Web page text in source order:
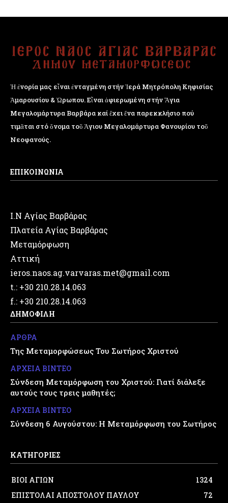
Ἡ ἐνορία μας εἶναι ἐνταγμένη στήν Ἱερά Μητρόπολη Κηφισίας
Ἁμαρουσίου & Ὠρωπου. Εἶναι ἀφιερωμένη στήν Ἅγια
Μεγαλομάρτυρα Βαρβάρα καί ἔχει ἕνα παρεκκλήσιο πού
τιμᾶται στό ὄνομα τοῦ Ἁγιου Μεγαλομάρτυρα Φανουρίου τοῦ
Νεοφανούς.
ΕΠΙΚΟΙΝΩΝΙΑ
Ι.Ν Αγίας Βαρβάρας
Πλατεία Αγίας Βαρβάρας
Μεταμόρφωση
Αττική
ieros.naos.ag.varvaras.met@gmail.com
t.: +30 210.28.14.063
f.: +30 210.28.14.063
ΔΗΜΟΦΙΛΗ
ΑΡΘΡΑ
Της Μεταμορφώσεως Του Σωτήρος Χριστού
ΑΡΧΕΙΑ ΒΙΝΤΕΟ
Σύνδεση Μεταμόρφωση του Χριστού: Γιατί διάλεξε
αυτούς τους τρεις μαθητές;
ΑΡΧΕΙΑ ΒΙΝΤΕΟ
Σύνδεση 6 Αυγούστου: Η Μεταμόρφωση του Σωτήρος
ΚΑΤΗΓΟΡΙΕΣ
ΒΙΟΙ ΑΓΙΩΝ
1324
ΕΠΙΣΤΟΛΑΙ ΑΠΟΣΤΟΛΟΥ ΠΑΥΛΟΥ
72